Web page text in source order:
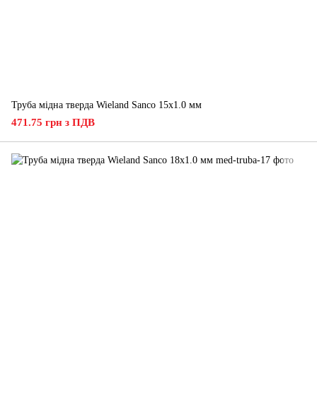
Труба мідна тверда Wieland Sanco 15х1.0 мм
471.75 грн з ПДВ